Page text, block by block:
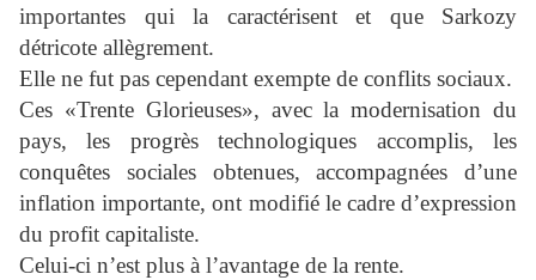
importantes qui la caractérisent et que Sarkozy
détricote allègrement.
Elle ne fut pas cependant exempte de conflits sociaux.
Ces «Trente Glorieuses», avec la modernisation du
pays, les progrès technologiques accomplis, les
conquêtes sociales obtenues, accompagnées d’une
inflation importante, ont modifié le cadre d’expression
du profit capitaliste.
Celui-ci n’est plus à l’avantage de la rente.